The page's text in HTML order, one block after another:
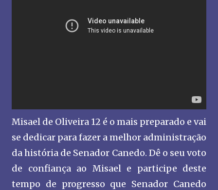
Misael de Oliveira 12 é o mais preparado e vai
se dedicar para fazer a melhor administração
da história de Senador Canedo. Dê o seu voto
de confiança ao Misael e participe deste
tempo de progresso que Senador Canedo